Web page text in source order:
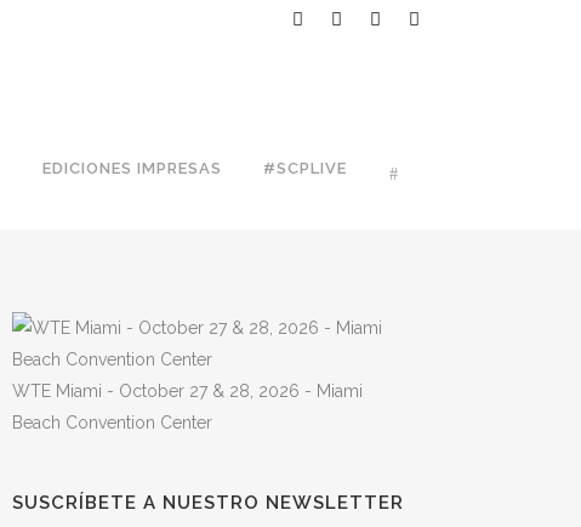
EDICIONES IMPRESAS #SCPLIVE
WTE Miami - October 27 & 28, 2026 - Miami
Beach Convention Center
SUSCRÍBETE A NUESTRO NEWSLETTER